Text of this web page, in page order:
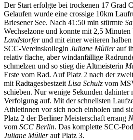
Der Start erfolgte bei trockenen 17 Grad
Gelaufen wurde eine crossige 10km
Briesener See. Nach 41:50 min stürmte
Wechselzone und konnte mit 2,5
Landstorferund mit einer weiteren
SCC-Vereinskollegin Juliane Müllerauf
relativ flache, aber windanfällige
schmelzen und so stieg die Altmeisterin
Erste vom Rad. Auf Platz 2 nach der
mit Radtagesbestzeit Lisa Schulz vom
schieben. Nur wenige Sekunden dahinter
Verfolgung auf. Mit der schnellsten
Athletinnen vor sich noch einholen und
Platz 2 der Berliner Meisterschaft errang
vom SCC Berlin. Das komplette SCC-
Juliane Müllerauf Platz 3.